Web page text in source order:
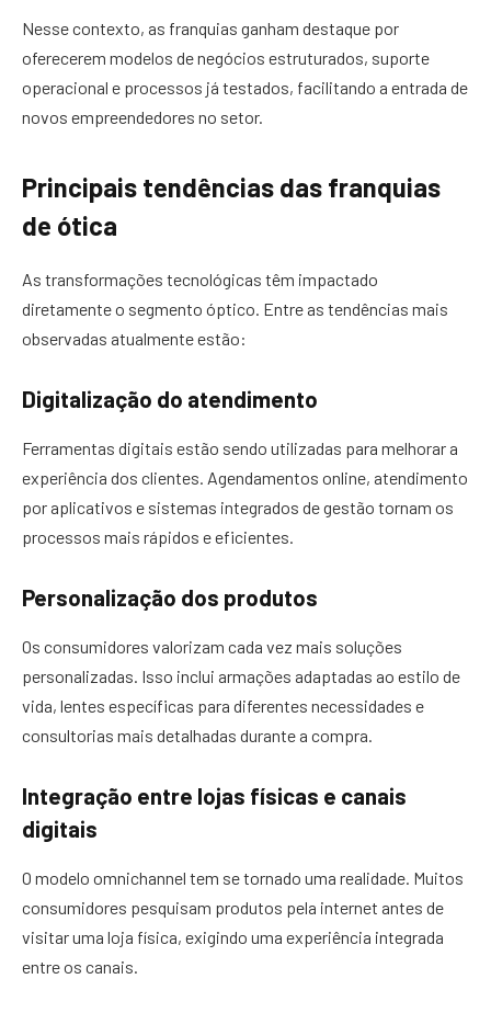
Nesse contexto, as franquias ganham destaque por
oferecerem modelos de negócios estruturados, suporte
operacional e processos já testados, facilitando a entrada de
novos empreendedores no setor.
Principais tendências das franquias
de ótica
As transformações tecnológicas têm impactado
diretamente o segmento óptico. Entre as tendências mais
observadas atualmente estão:
Digitalização do atendimento
Ferramentas digitais estão sendo utilizadas para melhorar a
experiência dos clientes. Agendamentos online, atendimento
por aplicativos e sistemas integrados de gestão tornam os
processos mais rápidos e eficientes.
Personalização dos produtos
Os consumidores valorizam cada vez mais soluções
personalizadas. Isso inclui armações adaptadas ao estilo de
vida, lentes específicas para diferentes necessidades e
consultorias mais detalhadas durante a compra.
Integração entre lojas físicas e canais
digitais
O modelo omnichannel tem se tornado uma realidade. Muitos
consumidores pesquisam produtos pela internet antes de
visitar uma loja física, exigindo uma experiência integrada
entre os canais.